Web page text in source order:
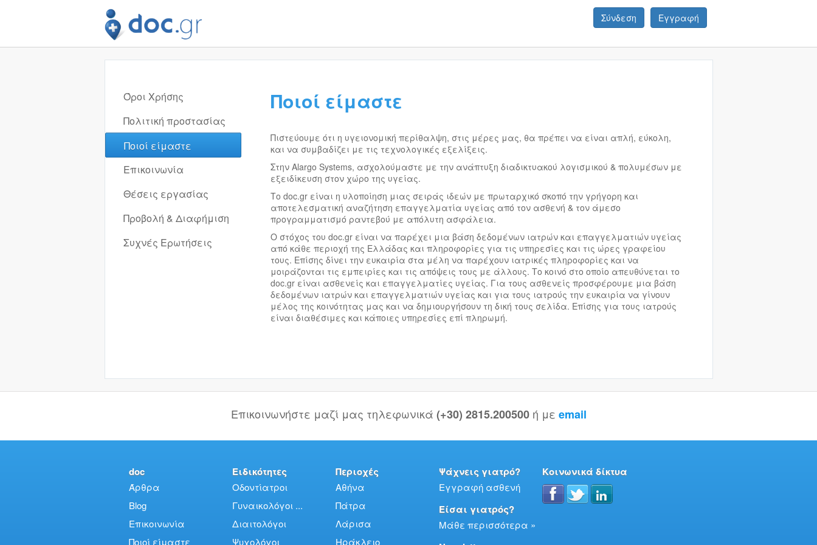
Σύνδεση Εγγραφή
Όροι Χρήσης
Πολιτική προστασίας
Ποιοί είμαστε
Επικοινωνία
Θέσεις εργασίας
Προβολή & Διαφήμιση
Συχνές Ερωτήσεις
Ποιοί είμαστε
Πιστεύουμε ότι η υγειονομική περίθαλψη, στις μέρες μας, θα πρέπει να είναι απλή, εύκολη,
και να συμβαδίζει με τις τεχνολογικές εξελίξεις.
Στην Alargo Systems, ασχολούμαστε με την ανάπτυξη διαδικτυακού λογισμικού & πολυμέσων με
εξειδίκευση στον χώρο της υγείας.
Το doc.gr είναι η υλοποίηση μιας σειράς ιδεών με πρωταρχικό σκοπό την γρήγορη και
αποτελεσματική αναζήτηση επαγγελματία υγείας από τον ασθενή & τον άμεσο
προγραμματισμό ραντεβού με απόλυτη ασφάλεια.
Ο στόχος του doc.gr είναι να παρέχει μια βάση δεδομένων ιατρών και επαγγελματιών υγείας
από κάθε περιοχή της Ελλάδας και πληροφορίες για τις υπηρεσίες και τις ώρες γραφείου
τους. Επίσης δίνει την ευκαιρία στα μέλη να παρέχουν ιατρικές πληροφορίες και να
μοιράζονται τις εμπειρίες και τις απόψεις τους με άλλους. Το κοινό στο οποίο απευθύνεται το
doc.gr είναι ασθενείς και επαγγελματίες υγείας. Για τους ασθενείς προσφέρουμε μια βάση
δεδομένων ιατρών και επαγγελματιών υγείας και για τους ιατρούς την ευκαιρία να γίνουν
μέλος της κοινότητας μας και να δημιουργήσουν τη δική τους σελίδα. Επίσης για τους ιατρούς
είναι διαθέσιμες και κάποιες υπηρεσίες επί πληρωμή.
Επικοινωνήστε μαζί μας τηλεφωνικά (+30) 2815.200500 ή με email
doc
Άρθρα
Blog
Επικοινωνία
Ποιοί είμαστε
Ειδικότητες
Οδοντίατροι
Γυναικολόγοι ...
Διαιτολόγοι
Ψυχολόγοι
Περιοχές
Αθήνα
Πάτρα
Λάρισα
Ηράκλειο
Ψάχνεις γιατρό?
Εγγραφή ασθενή
Είσαι γιατρός?
Μάθε περισσότερα »
Κοινωνικά δίκτυα